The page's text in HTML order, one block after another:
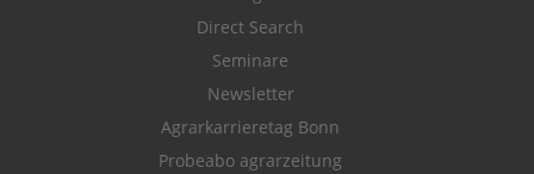
Direct Search
Seminare
Newsletter
Agrarkarrieretag Bonn
Probeabo agrarzeitung